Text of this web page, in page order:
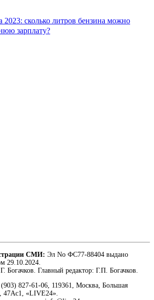
2023: сколько литров бензина можно
зарплату?
СМИ: Эл No ФС77-88404 выдано
29.10.2024.
Богачков. Главный редактор: Г.П. Богачков.
827-61-06, 119361, Москва, Большая
47Ас1, «LIVE24».